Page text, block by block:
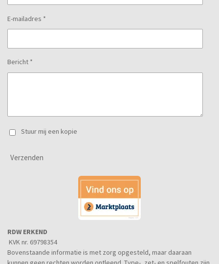
E-mailadres *
Bericht *
Stuur mij een kopie
Verzenden
RDW ERKEND
KVK nr. 69798354
Bovenstaande informatie is met zorg opgesteld, maar daaraan